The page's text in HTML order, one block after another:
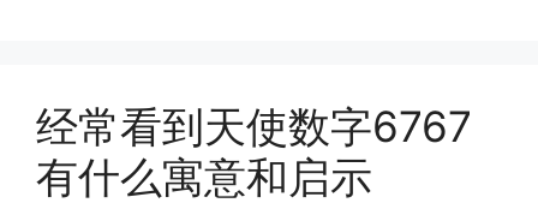
经常看到天使数字6767
有什么寓意和启示